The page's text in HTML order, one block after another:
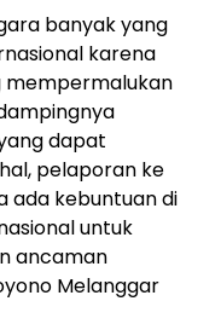
banyak yang
karena
mempermalukan
dapat
pelaporan ke
ada kebuntuan di
untuk
ancaman
Melanggar